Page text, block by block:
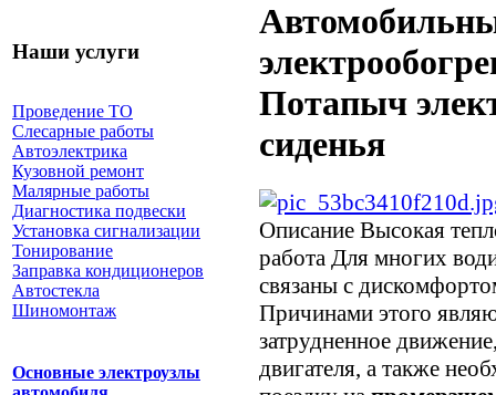
Наши услуги
Проведение ТО
Слесарные работы
Автоэлектрика
Кузовной ремонт
Малярные работы
Диагностика подвески
Установка сигнализации
Тонирование
Заправка кондиционеров
Автостекла
Шиномонтаж
Основные электроузлы
Потапыч
сиденья
Описание Высокая
работа Для многих
связаны с
Причинами этого
затрудненное
двигателя, а также